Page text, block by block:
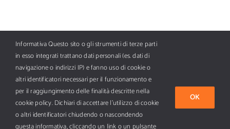
Tutti i diritti riservati Copyright ©2026 BFC AI Media SpA, piazza
Armando Diaz 7, 20123 Milano - E-mail info@nautica.it - PI 11673170152.
Informativa Questo sito o gli strumenti di terze parti
in esso integrati trattano dati personali (es. dati di
navigazione o indirizzi IP) e fanno uso di cookie o
altri identificatori necessari per il funzionamento e
per il raggiungimento delle finalità descritte nella
cookie policy. Dichiari di accettare l’utilizzo di cookie
o altri identificatori chiudendo o nascondendo
questa informativa, cliccando un link o un pulsante
OK